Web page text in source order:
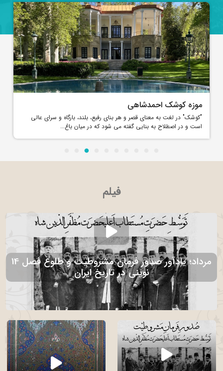
موزه کوشک احمدشاهی
"کوشک" در لغت به معنای قصر و هر بنای رفیع، بلند، بارگاه و سرای عالی
است و در اصطلاح به بنایی گفته می شود که در میان باغ...
فیلم
14 مرداد؛ یادآور صدور فرمان مشروطیت و طلوع فصل
نوینی در تاریخ ایران